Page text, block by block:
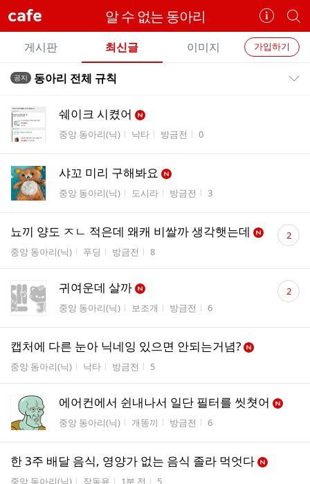
cafe 알 수 없는 동아리ㅤ
카
페
정
보
개
별
카
페
검
카
페
메
뉴
가입하기
게시판 최신글 이미지
전
글
트
공지 동아리 전체 규칙
쉐이크 시켰어
게시판명
중앙 동아리(닉) 작성자
낙타 작성시간
방금전 조회수
0
샤꼬 미리 구해봐요
게시판명
중앙 동아리(닉) 작성자
도시라 작성시간
방금전 조회수
3
뇨끼 양도 ㅈㄴ 적은데 왜캐 비쌀까 생각햇는데
게시판명
중앙 동아리(닉) 작성자
푸딩 작성시간
방금전 조회수
8
댓
글 2
귀여운데 살까
게시판명
중앙 동아리(닉) 작성자
보조개 작성시간
방금전 조회수
6
댓
글 2
캡처에 다른 눈아 닉네잉 있으면 안되는거념?
게시판명
중앙 동아리(닉) 작성자
낙타 작성시간
방금전 조회수
5
에어컨에서 쉰내나서 일단 필터를 씻쳣어
게시판명
중앙 동아리(닉) 작성자
개똥끼 작성시간
방금전 조회수
6
한 3주 배달 음식, 영양가 없는 음식 졸라 먹엇다
게시판명
중앙 동아리(닉) 작성자
장동윤 작성시간
1분 전 조회수
5